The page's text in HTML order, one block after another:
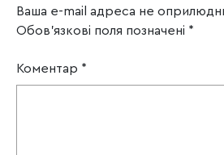
Ваша e-mail адреса не
Обов’язкові поля позначені *
Коментар *